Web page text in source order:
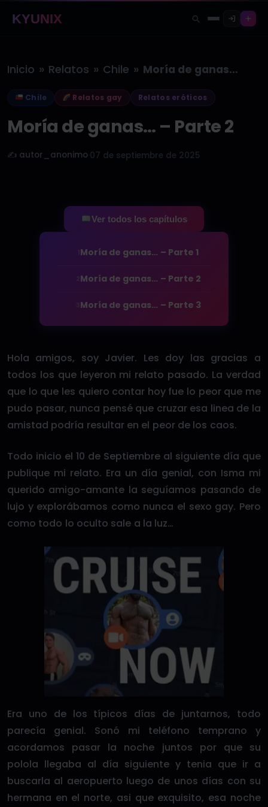
KYUNIX
Inicio » Relatos » Chile » Moría de ganas… – Parte 2
Chile Relatos gay Relatos eróticos
Moría de ganas… – Parte 2
✍️ autor_anonimo 07 de septiembre de 2025
Ver todos los capítulos
Moría de ganas… – Parte 1
Moría de ganas… – Parte 2
Moría de ganas… – Parte 3
Hola amigos, soy Javier. Les doy las gracias a
todos los que leyeron mi relato pasado. La verdad
que lo que les quiero contar hoy fue lo peor que me
pudo pasar, nunca pensé que cruzar esa linea de la
amistad podría resultar en el peor de los caos.
Todo inicio el 10 de Septiembre al siguiente día que
publique mi relato. Era un día genial, con Isma mi
querido amigo-amante la seguíamos pasando de
lujo y explorábamos como nunca el sexo gay. Pero
como todo lo oculto sale a la luz…
Era uno de los típicos días de juntarnos, todo
parecía genial. Sonó mi teléfono temprano y
acordamos pasar la noche juntos por que su
polola llegaba al día siguiente y tenia que ir a
buscarla al aeropuerto luego de unos días con su
hermana en el norte, asi que exquisito, esa noche